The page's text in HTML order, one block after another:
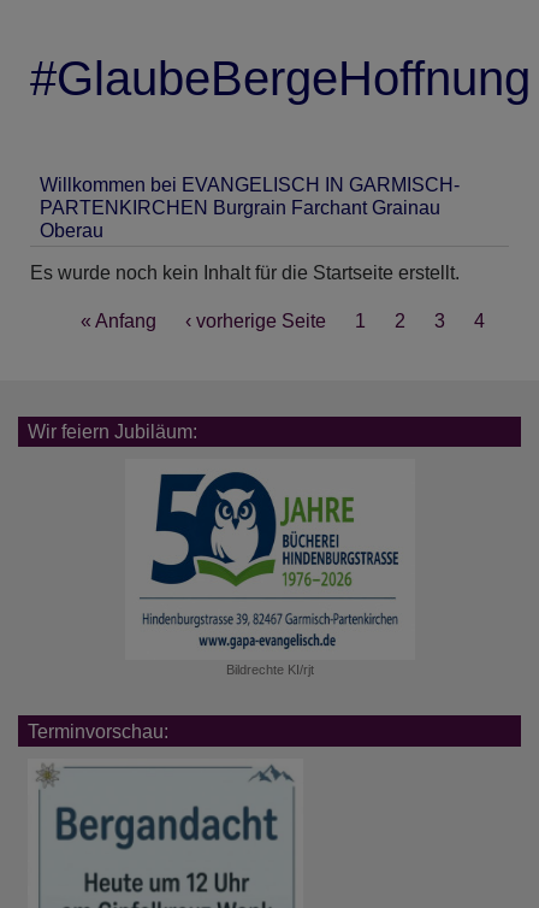
#GlaubeBergeHoffnung
Willkommen bei EVANGELISCH IN GARMISCH-
PARTENKIRCHEN Burgrain Farchant Grainau
Oberau
Es wurde noch kein Inhalt für die Startseite erstellt.
Seitennummerierung
First
« Anfang
Vorherige
‹ vorherige Seite Seite
1 Seite
2 Seite
3 4
Wir feiern Jubiläum:
Bildrechte KI/rjt
Terminvorschau: